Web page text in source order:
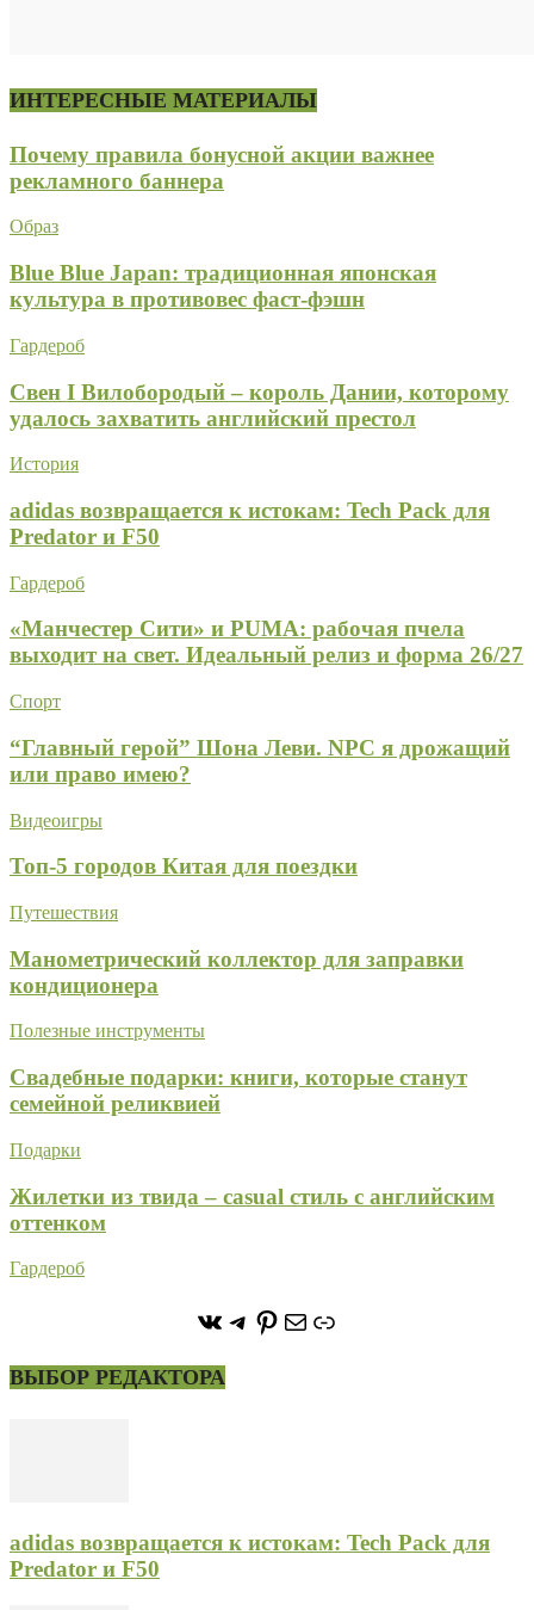
ИНТЕРЕСНЫЕ МАТЕРИАЛЫ
Почему правила бонусной акции важнее
рекламного баннера
Образ
Blue Blue Japan: традиционная японская
культура в противовес фаст-фэшн
Гардероб
Свен I Вилобородый – король Дании, которому
удалось захватить английский престол
История
adidas возвращается к истокам: Tech Pack для
Predator и F50
Гардероб
«Манчестер Сити» и PUMA: рабочая пчела
выходит на свет. Идеальный релиз и форма 26/27
Спорт
“Главный герой” Шона Леви. NPC я дрожащий
или право имею?
Видеоигры
Топ-5 городов Китая для поездки
Путешествия
Манометрический коллектор для заправки
кондиционера
Полезные инструменты
Свадебные подарки: книги, которые станут
семейной реликвией
Подарки
Жилетки из твида – casual стиль с английским
оттенком
Гардероб
https://vk.com/
https://t.me/stoneforest
https://
ПочтаСсылка
ВЫБОР РЕДАКТОРА
adidas возвращается к истокам: Tech Pack для
Predator и F50